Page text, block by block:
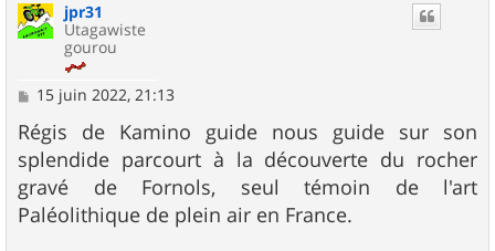
jpr31
Utagawiste
gourou
M
s
s
a
g
e
15 juin 2022, 21:13
Régis de Kamino guide nous guide sur son
splendide parcourt à la découverte du rocher
gravé de Fornols, seul témoin de l'art
Paléolithique de plein air en France.